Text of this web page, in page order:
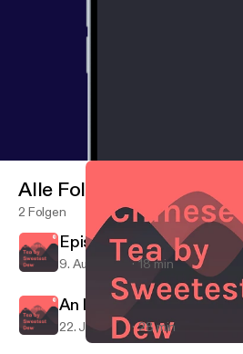
Alle Folgen
2 Folgen
Episode 2: Mao Feng
9. Aug. 2018 18 min
An Intro to a Changing
22. Juli 2018 28 min